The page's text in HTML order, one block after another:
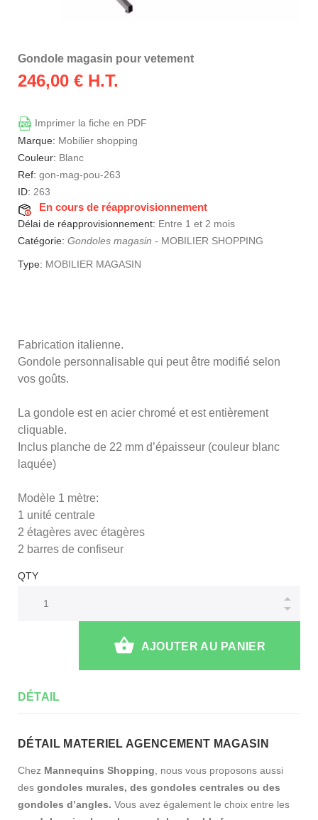
Gondole magasin pour vetement
246,00 € H.T.
Imprimer la fiche en PDF
Marque: Mobilier shopping
Couleur: Blanc
Ref: gon-mag-pou-263
ID: 263
En cours de réapprovisionnement
Délai de réapprovisionnement: Entre 1 et 2 mois
Catégorie: Gondoles magasin - MOBILIER SHOPPING
Type: MOBILIER MAGASIN
Fabrication italienne.
Gondole personnalisable qui peut être modifié selon
vos goûts.
La gondole est en acier chromé et est entièrement
cliquable.
Inclus planche de 22 mm d’épaisseur (couleur blanc
laquée)
Modèle 1 mètre:
1 unité centrale
2 étagères avec étagères
2 barres de confiseur
QTY
AJOUTER AU PANIER
DÉTAIL
DÉTAIL MATERIEL AGENCEMENT MAGASIN
Chez Mannequins Shopping, nous vous proposons aussi
des gondoles murales, des gondoles centrales ou des
gondoles d’angles. Vous avez également le choix entre les